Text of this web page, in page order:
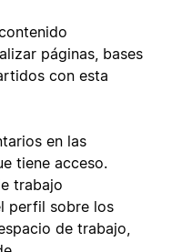
páginas, bases
con esta
en las
tiene acceso.
trabajo
perfil sobre los
de trabajo,